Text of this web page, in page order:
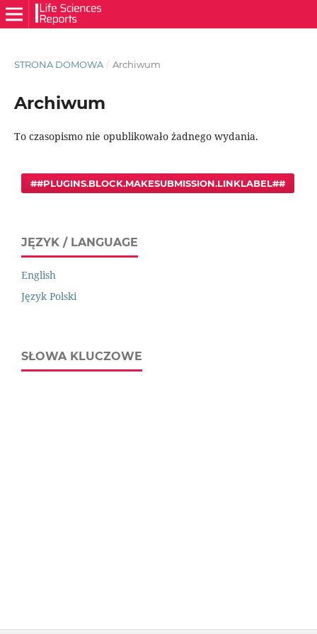
STRONA DOMOWA / Archiwum
Archiwum
To czasopismo nie opublikowało żadnego wydania.
##PLUGINS.BLOCK.MAKESUBMISSION.LINKLABEL##
JĘZYK / LANGUAGE
English
Język Polski
SŁOWA KLUCZOWE